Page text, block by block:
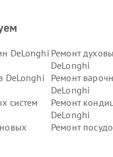
DeLonghi Ремонт
DeLonghi
DeLonghi
Ремонт
DeLonghi
систем
Ремонт
DeLonghi
Ремонт